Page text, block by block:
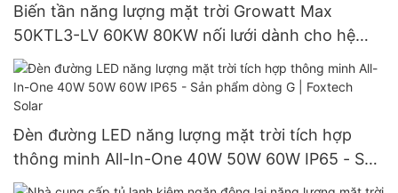
Biến tần năng lượng mặt trời Growatt Max
50KTL3-LV 60KW 80KW nối lưới dành cho hệ
thống điện mặt trời.
Đèn đường LED năng lượng mặt trời tích hợp
thông minh All-In-One 40W 50W 60W IP65 - Sản
phẩm dòng G | Foxtech Solar